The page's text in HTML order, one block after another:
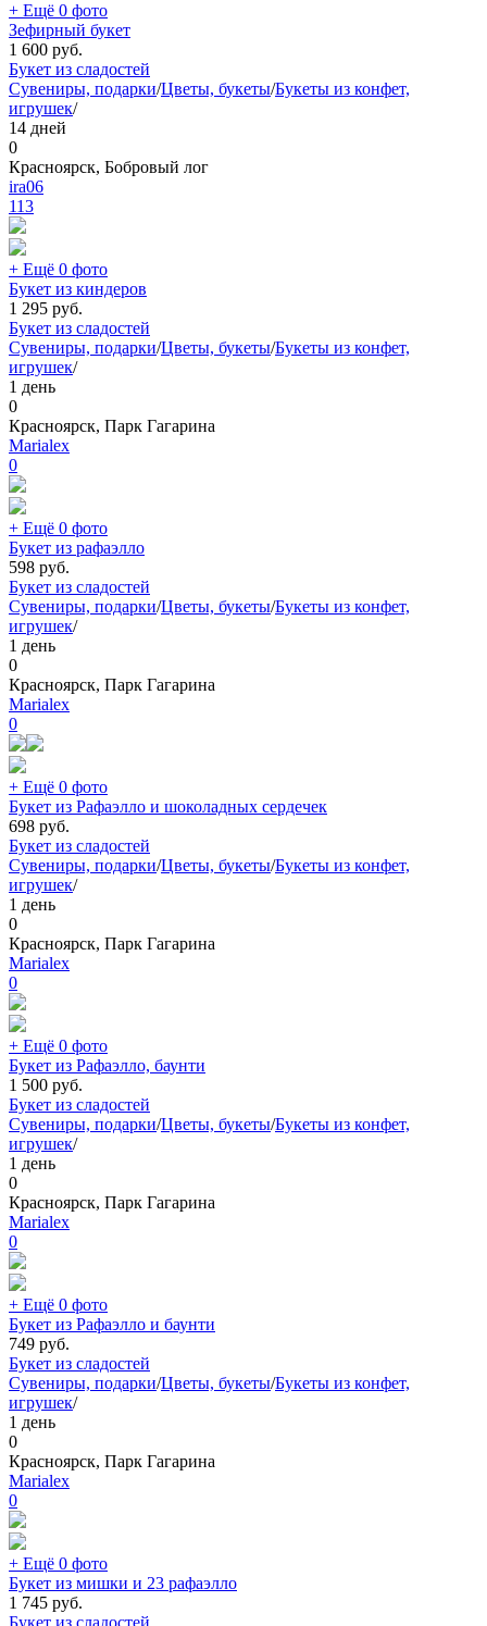
+ Ещё 0 фото
Зефирный букет
1 600 руб.
Букет из сладостей
Сувениры, подарки/Цветы, букеты/Букеты из конфет,
игрушек/
14 дней
0
Красноярск, Бобровый лог
ira06
113
+ Ещё 0 фото
Букет из киндеров
1 295 руб.
Букет из сладостей
Сувениры, подарки/Цветы, букеты/Букеты из конфет,
игрушек/
1 день
0
Красноярск, Парк Гагарина
Marialex
0
+ Ещё 0 фото
Букет из рафаэлло
598 руб.
Букет из сладостей
Сувениры, подарки/Цветы, букеты/Букеты из конфет,
игрушек/
1 день
0
Красноярск, Парк Гагарина
Marialex
0
+ Ещё 0 фото
Букет из Рафаэлло и шоколадных сердечек
698 руб.
Букет из сладостей
Сувениры, подарки/Цветы, букеты/Букеты из конфет,
игрушек/
1 день
0
Красноярск, Парк Гагарина
Marialex
0
+ Ещё 0 фото
Букет из Рафаэлло, баунти
1 500 руб.
Букет из сладостей
Сувениры, подарки/Цветы, букеты/Букеты из конфет,
игрушек/
1 день
0
Красноярск, Парк Гагарина
Marialex
0
+ Ещё 0 фото
Букет из Рафаэлло и баунти
749 руб.
Букет из сладостей
Сувениры, подарки/Цветы, букеты/Букеты из конфет,
игрушек/
1 день
0
Красноярск, Парк Гагарина
Marialex
0
+ Ещё 0 фото
Букет из мишки и 23 рафаэлло
1 745 руб.